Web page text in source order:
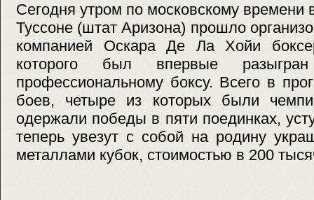
Сегодня утром по московскому времени
Туссоне (штат Аризона) прошло
компанией Оскара Де Ла Хойи
которого был впервые
профессиональному боксу. Всего в
боев, четыре из которых были
одержали победы в пяти поединках,
теперь увезут с собой на родину
металлами кубок, стоимостью в 200